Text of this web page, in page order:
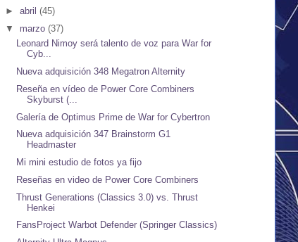
► abril (45)
▼ marzo (37)
Leonard Nimoy será talento de voz para War for
Cyb...
Nueva adquisición 348 Megatron Alternity
Reseña en vídeo de Power Core Combiners
Skyburst (...
Galería de Optimus Prime de War for Cybertron
Nueva adquisición 347 Brainstorm G1
Headmaster
Mi mini estudio de fotos ya fijo
Reseñas en video de Power Core Combiners
Thrust Generations (Classics 3.0) vs. Thrust
Henkei
FansProject Warbot Defender (Springer Classics)